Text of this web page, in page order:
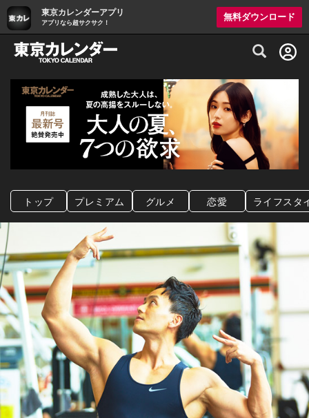
東京カレンダーアプリ
アプリなら超サクサク！
無料ダウンロード
グルメ情報・プレミアムレストラン予約
トップ プレミアム グルメ 恋愛 ライフスタ